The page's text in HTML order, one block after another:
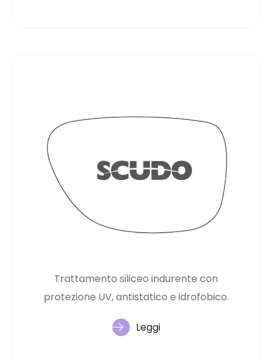
Trattamento siliceo indurente con
protezione UV, antistatico e idrofobico.
Leggi